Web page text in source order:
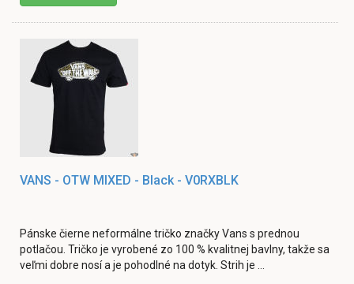
VANS - OTW MIXED - Black - V0RXBLK
Pánske čierne neformálne tričko značky Vans s prednou
potlačou. Tričko je vyrobené zo 100 % kvalitnej bavlny, takže sa
veľmi dobre nosí a je pohodlné na dotyk. Strih je ...